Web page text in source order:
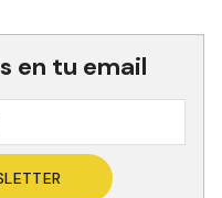
en tu email